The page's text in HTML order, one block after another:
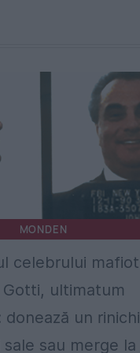
MONDEN
celebrului mafiot
ultimatum
donează un rinichi
sale sau merge la